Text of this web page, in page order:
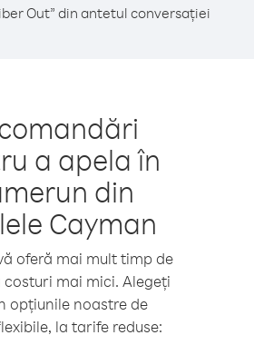
Out” din antetul conversației
a apela în
din
Cayman
oferă mai mult timp de
costuri mai mici. Alegeți
opțiunile noastre de
la tarife reduse: